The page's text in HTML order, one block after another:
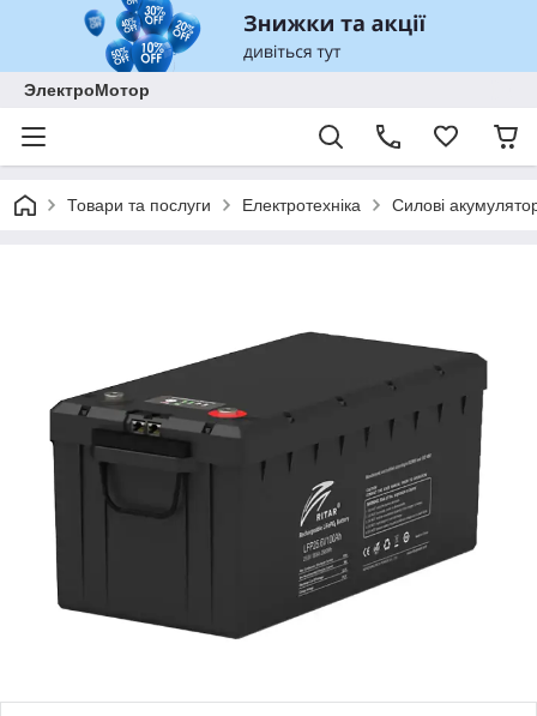
ЭлектроМотор
Товари та послуги Електротехніка Силові